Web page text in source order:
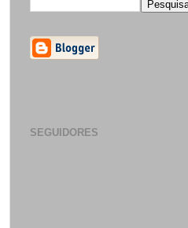
SEGUIDORES